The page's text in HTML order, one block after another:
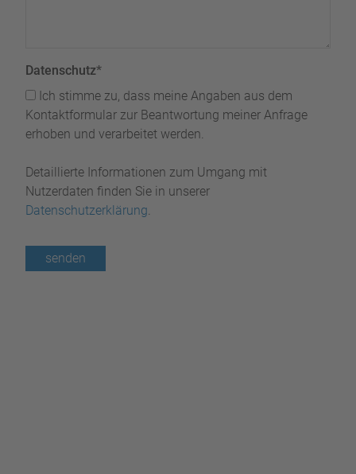
Datenschutz*
Kontaktformular zur Beantwortung meiner Anfrage
erhoben und verarbeitet werden.
Detaillierte Informationen zum Umgang mit
Nutzerdaten finden Sie in unserer
Datenschutzerklärung.